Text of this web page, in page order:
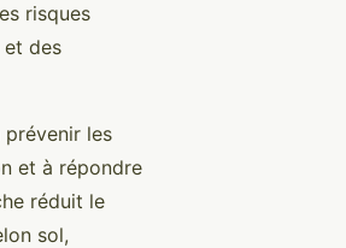
risques
et des
les
et à répondre
réduit le
sol,